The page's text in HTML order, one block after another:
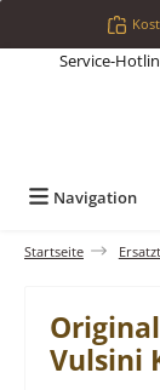
Zum Hauptinhalt
Service-
Navigation
Startseite
Vulsini